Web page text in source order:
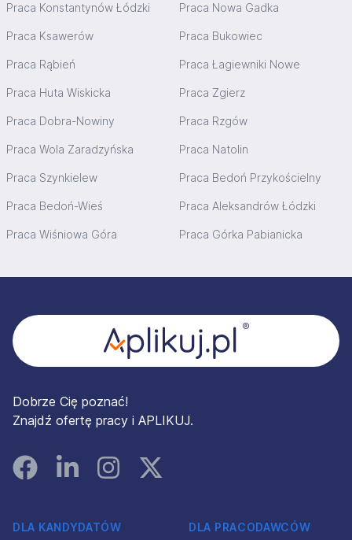
Praca Konstantynów Łódzki Praca Nowa Gadka
Praca Ksawerów Praca Bukowiec
Praca Rąbień Praca Łagiewniki Nowe
Praca Huta Wiskicka Praca Zgierz
Praca Dobra-Nowiny Praca Rzgów
Praca Wola Zaradzyńska Praca Natolin
Praca Szynkielew Praca Bedoń Przykościelny
Praca Bedoń-Wieś Praca Aleksandrów Łódzki
Praca Wiśniowa Góra Praca Górka Pabianicka
Dobrze Cię poznać!
Znajdź ofertę pracy i APLIKUJ.
FacebookLinked InInstagramInstagram
DLA KANDYDATÓW DLA PRACODAWCÓW